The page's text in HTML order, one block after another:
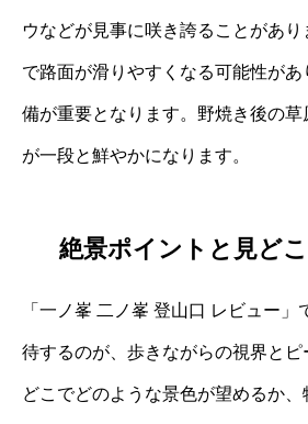
ウなどが見事に咲き誇ることがあ
で路面が滑りやすくなる可能性が
備が重要となります。野焼き後の
が一段と鮮やかになります。
絶景ポイントと見ど
「一ノ峯 二ノ峯 登山口 レビュー」
待するのが、歩きながらの視界とピ
どこでどのような景色が望めるか